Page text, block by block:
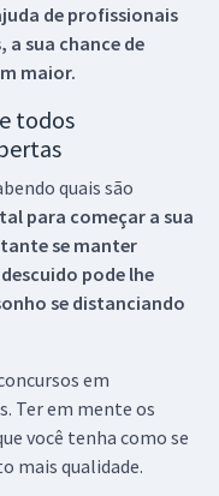
de profissionais
a sua chance de
maior.
todos
quais são
para começar a sua
se manter
pode lhe
se distanciando
em
Ter em mente os
você tenha como se
mais qualidade.